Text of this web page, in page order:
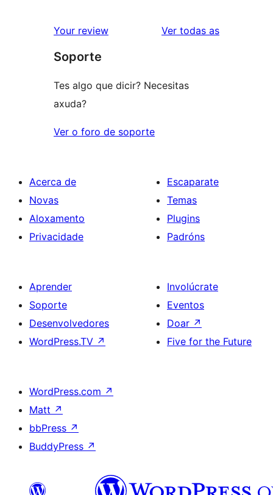
Your review Ver todas asvaloracións
Soporte
Tes algo que dicir? Necesitas
axuda?
Ver o foro de soporte
Acerca de
Novas
Aloxamento
Privacidade
Escaparate
Temas
Plugins
Padróns
Aprender
Soporte
Desenvolvedores
WordPress.TV ↗
Involúcrate
Eventos
Doar ↗
Five for the Future
WordPress.com ↗
Matt ↗
bbPress ↗
BuddyPress ↗